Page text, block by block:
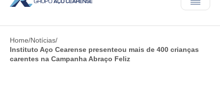
Home Notícias
Instituto Aço Cearense presenteou mais de 400 crianças
carentes na Campanha Abraço Feliz